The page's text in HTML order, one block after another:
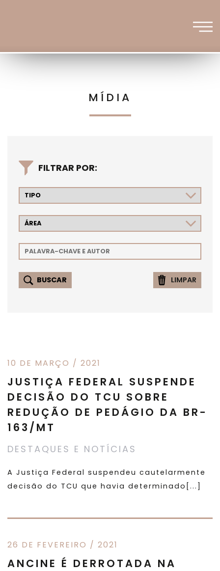
MÍDIA
FILTRAR POR:
LIMPAR
10 DE MARÇO / 2021
JUSTIÇA FEDERAL SUSPENDE
DECISÃO DO TCU SOBRE
REDUÇÃO DE PEDÁGIO DA BR-
163/MT
DESTAQUES E NOTÍCIAS
A Justiça Federal suspendeu cautelarmente
decisão do TCU que havia determinado[...]
26 DE FEVEREIRO / 2021
ANCINE É DERROTADA NA